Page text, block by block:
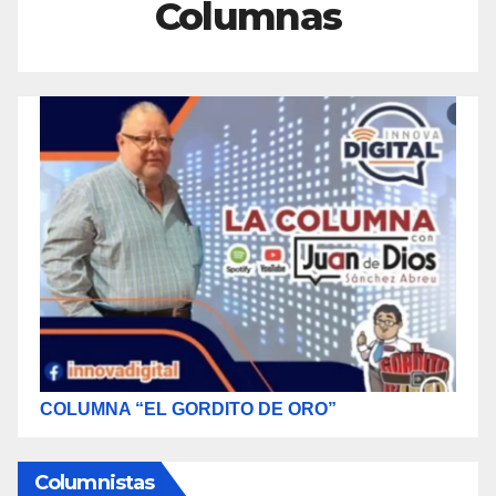
Columnas
COLUMNA “EL GORDITO DE ORO”
Columnistas